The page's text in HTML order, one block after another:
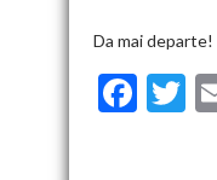
Da mai departe!
F
T